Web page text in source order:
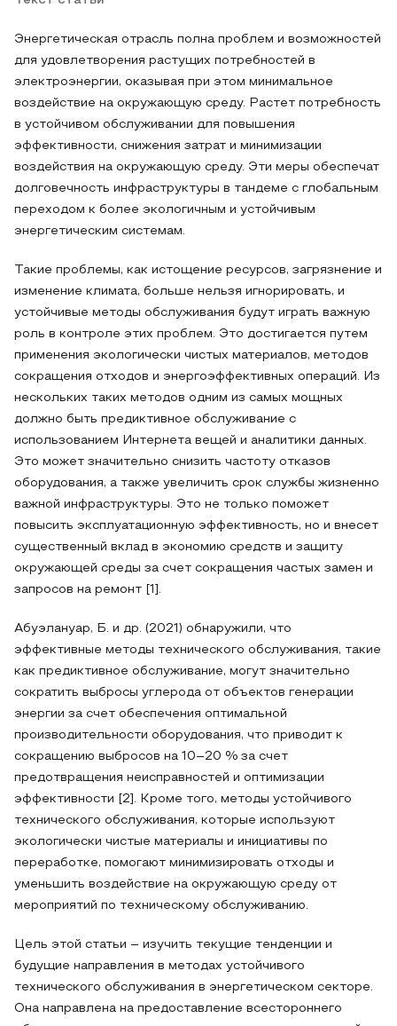
Энергетическая отрасль полна проблем и возможностей
для удовлетворения растущих потребностей в
электроэнергии, оказывая при этом минимальное
воздействие на окружающую среду. Растет потребность
в устойчивом обслуживании для повышения
эффективности, снижения затрат и минимизации
воздействия на окружающую среду. Эти меры обеспечат
долговечность инфраструктуры в тандеме с глобальным
переходом к более экологичным и устойчивым
энергетическим системам.
Такие проблемы, как истощение ресурсов, загрязнение и
изменение климата, больше нельзя игнорировать, и
устойчивые методы обслуживания будут играть важную
роль в контроле этих проблем. Это достигается путем
применения экологически чистых материалов, методов
сокращения отходов и энергоэффективных операций. Из
нескольких таких методов одним из самых мощных
должно быть предиктивное обслуживание с
использованием Интернета вещей и аналитики данных.
Это может значительно снизить частоту отказов
оборудования, а также увеличить срок службы жизненно
важной инфраструктуры. Это не только поможет
повысить эксплуатационную эффективность, но и внесет
существенный вклад в экономию средств и защиту
окружающей среды за счет сокращения частых замен и
запросов на ремонт [1].
Абуэлануар, Б. и др. (2021) обнаружили, что
эффективные методы технического обслуживания, такие
как предиктивное обслуживание, могут значительно
сократить выбросы углерода от объектов генерации
энергии за счет обеспечения оптимальной
производительности оборудования, что приводит к
сокращению выбросов на 10–20 % за счет
предотвращения неисправностей и оптимизации
эффективности [2]. Кроме того, методы устойчивого
технического обслуживания, которые используют
экологически чистые материалы и инициативы по
переработке, помогают минимизировать отходы и
уменьшить воздействие на окружающую среду от
мероприятий по техническому обслуживанию.
Цель этой статьи – изучить текущие тенденции и
будущие направления в методах устойчивого
технического обслуживания в энергетическом секторе.
Она направлена на предоставление всестороннего